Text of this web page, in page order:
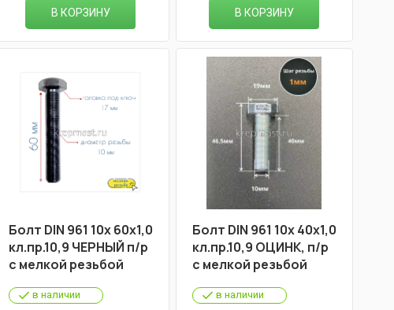
В КОРЗИНУ В КОРЗИНУ
Болт DIN 961 10х 60х1,0
кл.пр.10,9 ЧЕРНЫЙ п/р
с мелкой резьбой
в наличии
Болт DIN 961 10х 40х1,0
кл.пр.10,9 ОЦИНК, п/р
с мелкой резьбой
в наличии